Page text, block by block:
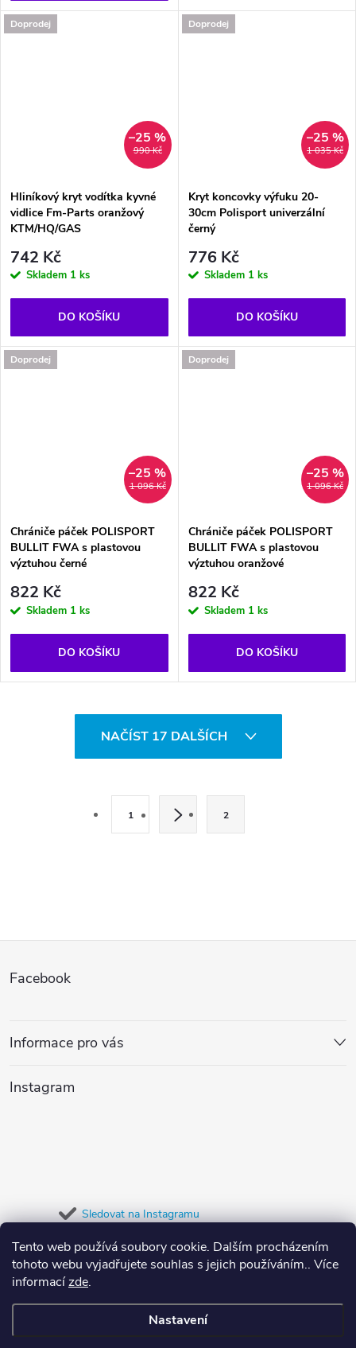
Tento web používá soubory cookie. Dalším procházením
tohoto webu vyjadřujete souhlas s jejich používáním.. Více
informacízde.
Nastavení
Doprodej
990 Kč
–25 %
Hliníkový kryt vodítka kyvné
vidlice Fm-Parts oranžový
KTM/HQ/GAS
742 Kč
Skladem 1 ks
DO KOŠÍKU
Doprodej
1 035 Kč
–25 %
Kryt koncovky výfuku 20-
30cm Polisport univerzální
černý
776 Kč
Skladem 1 ks
DO KOŠÍKU
Doprodej
1 096 Kč
–25 %
Chrániče páček POLISPORT
BULLIT FWA s plastovou
výztuhou černé
822 Kč
Skladem 1 ks
DO KOŠÍKU
Doprodej
1 096 Kč
–25 %
Chrániče páček POLISPORT
BULLIT FWA s plastovou
výztuhou oranžové
822 Kč
Skladem 1 ks
DO KOŠÍKU
p
v
k
p
i
s
u
NAČÍST 17 DALŠÍCH
á
1 2
p
a
Facebook
Informace pro vás
Instagram
Sledovat na Instagramu
Přijímáme online platby